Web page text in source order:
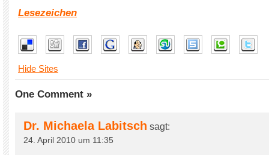
Lesezeichen
Hide Sites
One Comment »
Dr. Michaela Labitsch sagt:
24. April 2010 um 11:35